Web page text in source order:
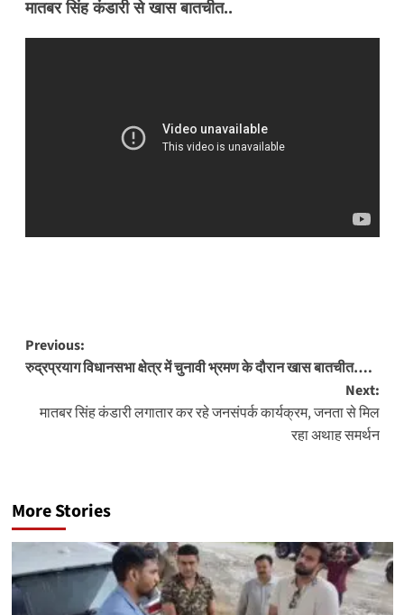
मातबर सिंह कंडारी से खास बातचीत..
Post
navigation
Previous:
रुद्रप्रयाग विधानसभा क्षेत्र में चुनावी भ्रमण के दौरान खास बातचीत….
Next:
मातबर सिंह कंडारी लगातार कर रहे जनसंपर्क कार्यक्रम, जनता से मिल
रहा अथाह समर्थन
More Stories